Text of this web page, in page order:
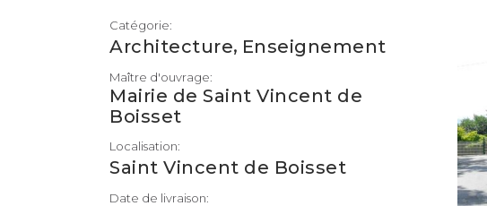
Catégorie:
Architecture, Enseignement
Maître d'ouvrage:
Mairie de Saint Vincent de
Boisset
Localisation:
Saint Vincent de Boisset
Date de livraison: